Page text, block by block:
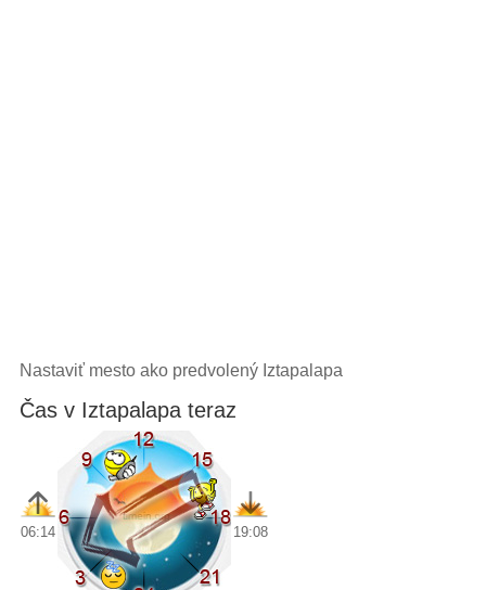
Nastaviť mesto ako predvolený Iztapalapa
Čas v Iztapalapa teraz
06:14 19:08